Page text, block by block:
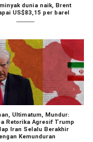
dunia naik, Brent
US$83,15 per barel
Ultimatum, Mundur:
Retorika Agresif Trump
Iran Selalu Berakhir
Kemunduran